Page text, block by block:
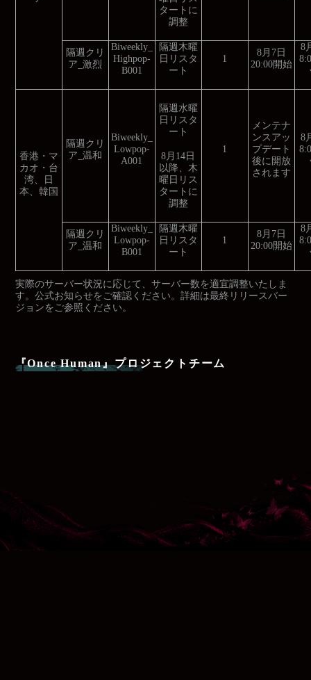
タートに
調整
隔週クリ
ア_激烈
Biweekly_
Highpop-
B001
隔週木曜
日リスタ
ート
1
8月7日
20:00開始
8
香港・マ
カオ・台
湾、日
本、韓国
隔週クリ
ア_温和
Biweekly_
Lowpop-
A001
隔週水曜
日リスタ
ート
8月14日
以降、木
曜日リス
タートに
調整
1
メンテナ
ンスアッ
プデート
後に開放
されます
8
隔週クリ
ア_温和
Biweekly_
Lowpop-
B001
隔週木曜
日リスタ
ート
1
8月7日
20:00開始
8
実際のサーバー状況に応じて、サーバー数を適宜調整いたしま
す。公式お知らせをご確認ください。詳細は最終リリースバー
ジョンをご参照ください。
『Once Human』プロジェクトチーム